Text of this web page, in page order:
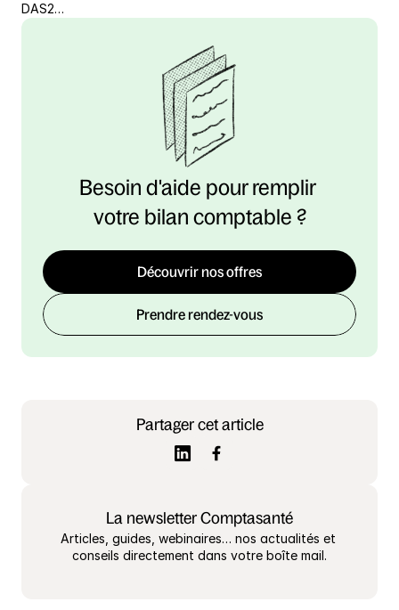
Partager cet article
La newsletter Comptasanté
Articles, guides, webinaires… nos actualités et
conseils directement dans votre boîte mail.
DAS2…
Besoin d'aide pour remplir
votre bilan comptable ?
Découvrir nos offres
Prendre rendez-vous